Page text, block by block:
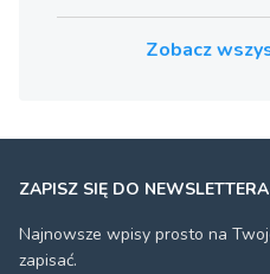
Zobacz
ZAPISZ SIĘ DO NEWSLETTERA
Najnowsze wpisy prosto na
zapisać.